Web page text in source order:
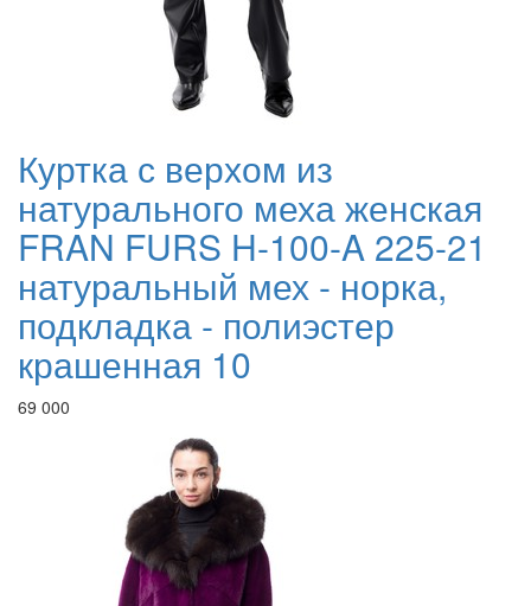
Куртка с верхом из
натурального меха женская
FRAN FURS H-100-A 225-21
натуральный мех - норка,
подкладка - полиэстер
крашенная 10
69 000